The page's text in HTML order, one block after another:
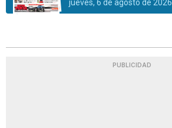
jueves, 6 de agosto de 2026
PUBLICIDAD